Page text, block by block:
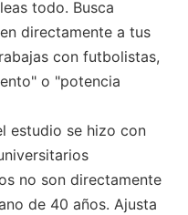
todo. Busca
directamente a tus
con futbolistas,
o "potencia
estudio se hizo con
no son directamente
de 40 años. Ajusta